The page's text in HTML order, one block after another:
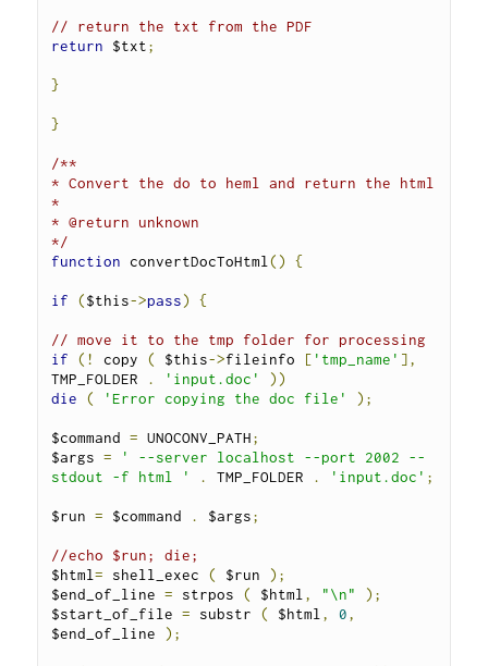
// return the txt from the PDF
return $txt;
}
}
/**
* Convert the do to heml and return the html
*
* @return unknown
*/
function convertDocToHtml () {
if ($this->pass) {
// move it to the tmp folder for processing
if
(! copy ( $this->fileinfo [ 'tmp_name' ],
TMP_FOLDER
. 'input.doc'
))
die
( 'Error copying the doc file' );
$command = UNOCONV_PATH;
$args =
' --server localhost --port 2002 --
stdout -f html '
. TMP_FOLDER . 'input.doc' ;
$run = $command . $args;
//echo $run; die;
$html= shell_exec ( $run );
$end_of_line = strpos ( $html , "\n"
);
$start_of_file = substr ( $html , 0,
$end_of_line );